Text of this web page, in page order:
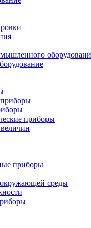
приборы
приборы
среды